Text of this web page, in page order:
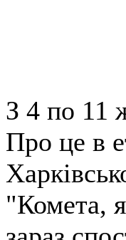
З 4 по 11
Про це в
"Комета,